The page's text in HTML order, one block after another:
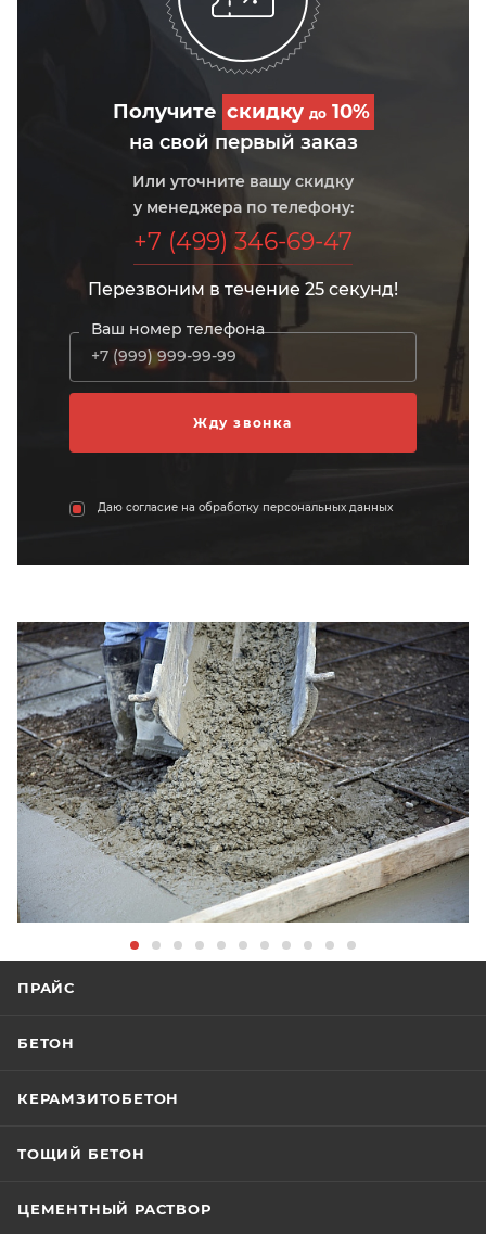
Получите скидку до10%
на свой первый заказ
Или уточните вашу скидку
у менеджера по телефону:
+7 (499) 346-69-47
Перезвоним в течение 25 секунд!
Ваш номер телефона
Даю согласие на обработку персональных данных
ПРАЙС
БЕТОН
КЕРАМЗИТОБЕТОН
ТОЩИЙ БЕТОН
ЦЕМЕНТНЫЙ РАСТВОР